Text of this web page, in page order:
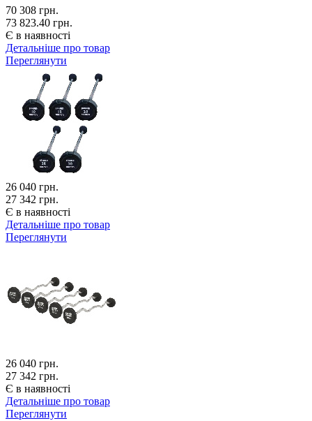
70 308 грн.
73 823.40 грн.
Є в наявності
Детальніше про товар
Переглянути
26 040 грн.
27 342 грн.
Є в наявності
Детальніше про товар
Переглянути
26 040 грн.
27 342 грн.
Є в наявності
Детальніше про товар
Переглянути